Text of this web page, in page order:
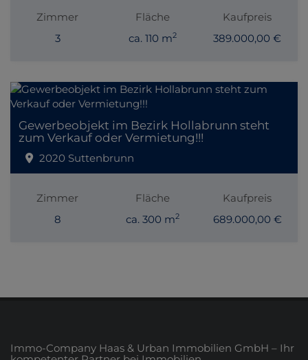
Zimmer
3
Fläche
ca. 110 m2
Kaufpreis
389.000,00 €
Gewerbeobjekt im Bezirk Hollabrunn steht
zum Verkauf oder Vermietung!!!
2020 Suttenbrunn
Zimmer
8
Fläche
ca. 300 m2
Kaufpreis
689.000,00 €
Immo-Company Haas & Urban Immobilien GmbH – Ihr